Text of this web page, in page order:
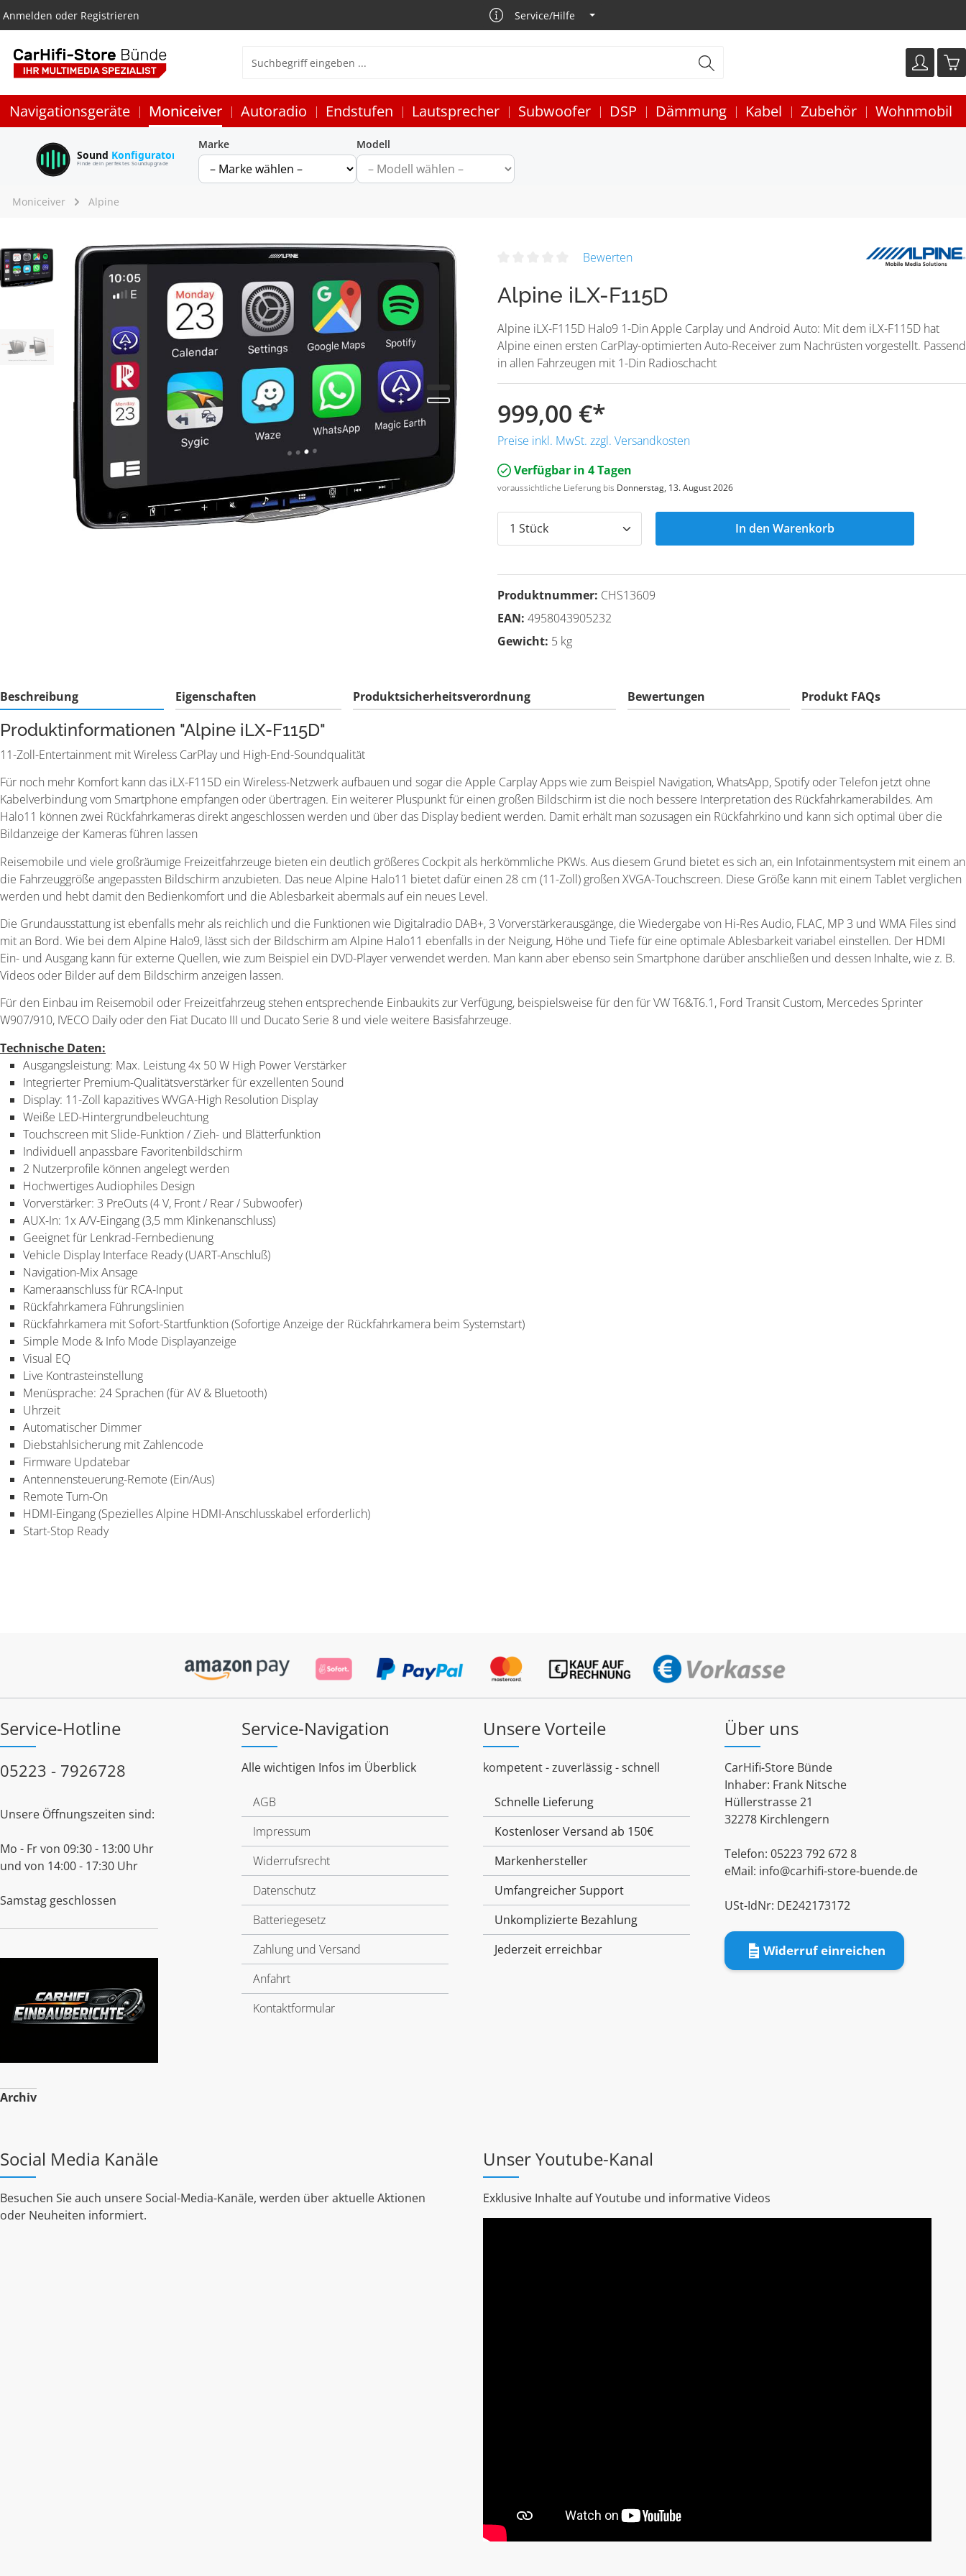
Anmelden oder Registrieren Service/Hilfe
Navigationsgeräte Moniceiver Autoradio Endstufen Lautsprecher Subwoofer DSP Dämmung Kabel Zubehör Wohnmobil
Sound Konfigurator
Finde dein perfektes Soundupgrade
Marke Modell
Moniceiver Alpine
Bewerten
Alpine iLX-F115D
Alpine iLX-F115D Halo9 1-Din Apple Carplay und Android Auto: Mit dem iLX-F115D hat
Alpine einen ersten CarPlay-optimierten Auto-Receiver zum Nachrüsten vorgestellt. Passend
in allen Fahrzeugen mit 1-Din Radioschacht
999,00 €*
Preise inkl. MwSt. zzgl. Versandkosten
Verfügbar in 4 Tagen
voraussichtliche Lieferung bis Donnerstag, 13. August 2026
In den Warenkorb
Produktnummer: CHS13609
EAN: 4958043905232
Gewicht: 5 kg
Beschreibung Eigenschaften Produktsicherheitsverordnung Bewertungen Produkt FAQs
Produktinformationen "Alpine iLX-F115D"
11-Zoll-Entertainment mit Wireless CarPlay und High-End-Soundqualität
Für noch mehr Komfort kann das iLX-F115D ein Wireless-Netzwerk aufbauen und sogar die Apple Carplay Apps wie zum Beispiel Navigation, WhatsApp, Spotify oder Telefon jetzt ohne
Kabelverbindung vom Smartphone empfangen oder übertragen. Ein weiterer Pluspunkt für einen großen Bildschirm ist die noch bessere Interpretation des Rückfahrkamerabildes. Am
Halo11 können zwei Rückfahrkameras direkt angeschlossen werden und über das Display bedient werden. Damit erhält man sozusagen ein Rückfahrkino und kann sich optimal über die
Bildanzeige der Kameras führen lassen
Reisemobile und viele großräumige Freizeitfahrzeuge bieten ein deutlich größeres Cockpit als herkömmliche PKWs. Aus diesem Grund bietet es sich an, ein Infotainmentsystem mit einem an
die Fahrzeuggröße angepassten Bildschirm anzubieten. Das neue Alpine Halo11 bietet dafür einen 28 cm (11-Zoll) großen XVGA-Touchscreen. Diese Größe kann mit einem Tablet verglichen
werden und hebt damit den Bedienkomfort und die Ablesbarkeit abermals auf ein neues Level.
Die Grundausstattung ist ebenfalls mehr als reichlich und die Funktionen wie Digitalradio DAB+, 3 Vorverstärkerausgänge, die Wiedergabe von Hi-Res Audio, FLAC, MP 3 und WMA Files sind
mit an Bord. Wie bei dem Alpine Halo9, lässt sich der Bildschirm am Alpine Halo11 ebenfalls in der Neigung, Höhe und Tiefe für eine optimale Ablesbarkeit variabel einstellen. Der HDMI
Ein- und Ausgang kann für externe Quellen, wie zum Beispiel ein DVD-Player verwendet werden. Man kann aber ebenso sein Smartphone darüber anschließen und dessen Inhalte, wie z. B.
Videos oder Bilder auf dem Bildschirm anzeigen lassen.
Für den Einbau im Reisemobil oder Freizeitfahrzeug stehen entsprechende Einbaukits zur Verfügung, beispielsweise für den für VW T6&T6.1, Ford Transit Custom, Mercedes Sprinter
W907/910, IVECO Daily oder den Fiat Ducato III und Ducato Serie 8 und viele weitere Basisfahrzeuge.
Technische Daten:
Ausgangsleistung: Max. Leistung 4x 50 W High Power Verstärker
Integrierter Premium-Qualitätsverstärker für exzellenten Sound
Display: 11-Zoll kapazitives WVGA-High Resolution Display
Weiße LED-Hintergrundbeleuchtung
Touchscreen mit Slide-Funktion / Zieh- und Blätterfunktion
Individuell anpassbare Favoritenbildschirm
2 Nutzerprofile können angelegt werden
Hochwertiges Audiophiles Design
Vorverstärker: 3 PreOuts (4 V, Front / Rear / Subwoofer)
AUX-In: 1x A/V-Eingang (3,5 mm Klinkenanschluss)
Geeignet für Lenkrad-Fernbedienung
Vehicle Display Interface Ready (UART-Anschluß)
Navigation-Mix Ansage
Kameraanschluss für RCA-Input
Rückfahrkamera Führungslinien
Rückfahrkamera mit Sofort-Startfunktion (Sofortige Anzeige der Rückfahrkamera beim Systemstart)
Simple Mode & Info Mode Displayanzeige
Visual EQ
Live Kontrasteinstellung
Menüsprache: 24 Sprachen (für AV & Bluetooth)
Uhrzeit
Automatischer Dimmer
Diebstahlsicherung mit Zahlencode
Firmware Updatebar
Antennensteuerung-Remote (Ein/Aus)
Remote Turn-On
HDMI-Eingang (Spezielles Alpine HDMI-Anschlusskabel erforderlich)
Start-Stop Ready
Service-Hotline
05223 - 7926728
Unsere Öffnungszeiten sind:
Mo - Fr von 09:30 - 13:00 Uhr
und von 14:00 - 17:30 Uhr
Samstag geschlossen
Archiv
Service-Navigation
Alle wichtigen Infos im Überblick
AGB
Impressum
Widerrufsrecht
Datenschutz
Batteriegesetz
Zahlung und Versand
Anfahrt
Kontaktformular
Unsere Vorteile
kompetent - zuverlässig - schnell
Schnelle Lieferung
Kostenloser Versand ab 150€
Markenhersteller
Umfangreicher Support
Unkomplizierte Bezahlung
Jederzeit erreichbar
Über uns
CarHifi-Store Bünde
Inhaber: Frank Nitsche
Hüllerstrasse 21
32278 Kirchlengern
Telefon: 05223 792 672 8
eMail: info@carhifi-store-buende.de
USt-IdNr: DE242173172
Widerruf einreichen
Social Media Kanäle
Besuchen Sie auch unsere Social-Media-Kanäle, werden über aktuelle Aktionen
oder Neuheiten informiert.
Unser Youtube-Kanal
Exklusive Inhalte auf Youtube und informative Videos